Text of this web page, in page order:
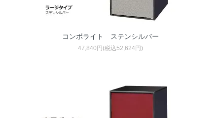
コンボライト ステンシルバー
47,840円(税込52,624円)